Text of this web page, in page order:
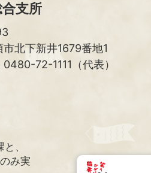
支所
北下新井1679番地1
72-1111（代表）
、
み実